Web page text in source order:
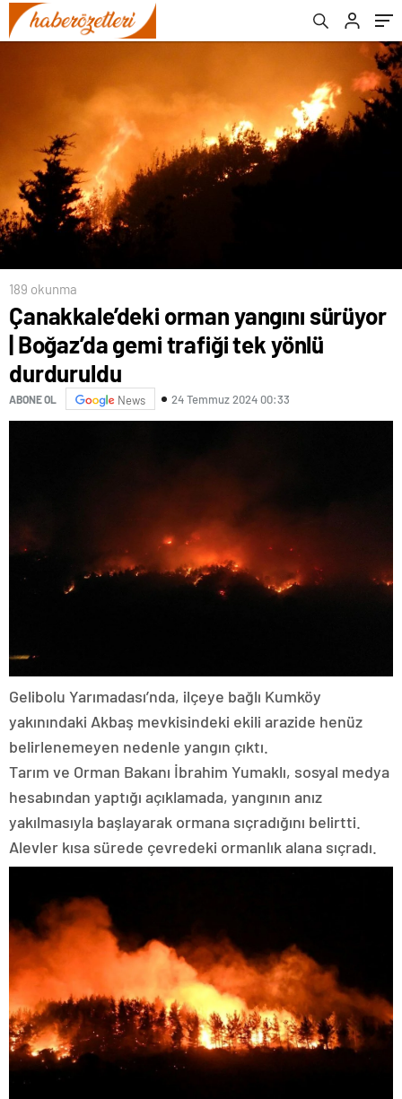
189 okunma
Çanakkale’deki orman yangını sürüyor
| Boğaz’da gemi trafiği tek yönlü
durduruldu
ABONE OL News 24 Temmuz 2024 00:33
Gelibolu Yarımadası’nda, ilçeye bağlı Kumköy
yakınındaki Akbaş mevkisindeki ekili arazide henüz
belirlenemeyen nedenle yangın çıktı.
Tarım ve Orman Bakanı İbrahim Yumaklı, sosyal medya
hesabından yaptığı açıklamada, yangının anız
yakılmasıyla başlayarak ormana sıçradığını belirtti.
Alevler kısa sürede çevredeki ormanlık alana sıçradı.